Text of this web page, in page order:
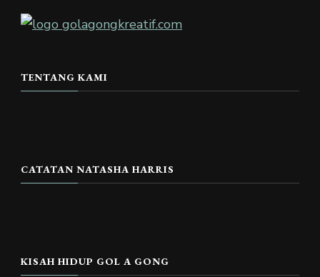
TENTANG KAMI
CATATAN NATASHA HARRIS
KISAH HIDUP GOL A GONG